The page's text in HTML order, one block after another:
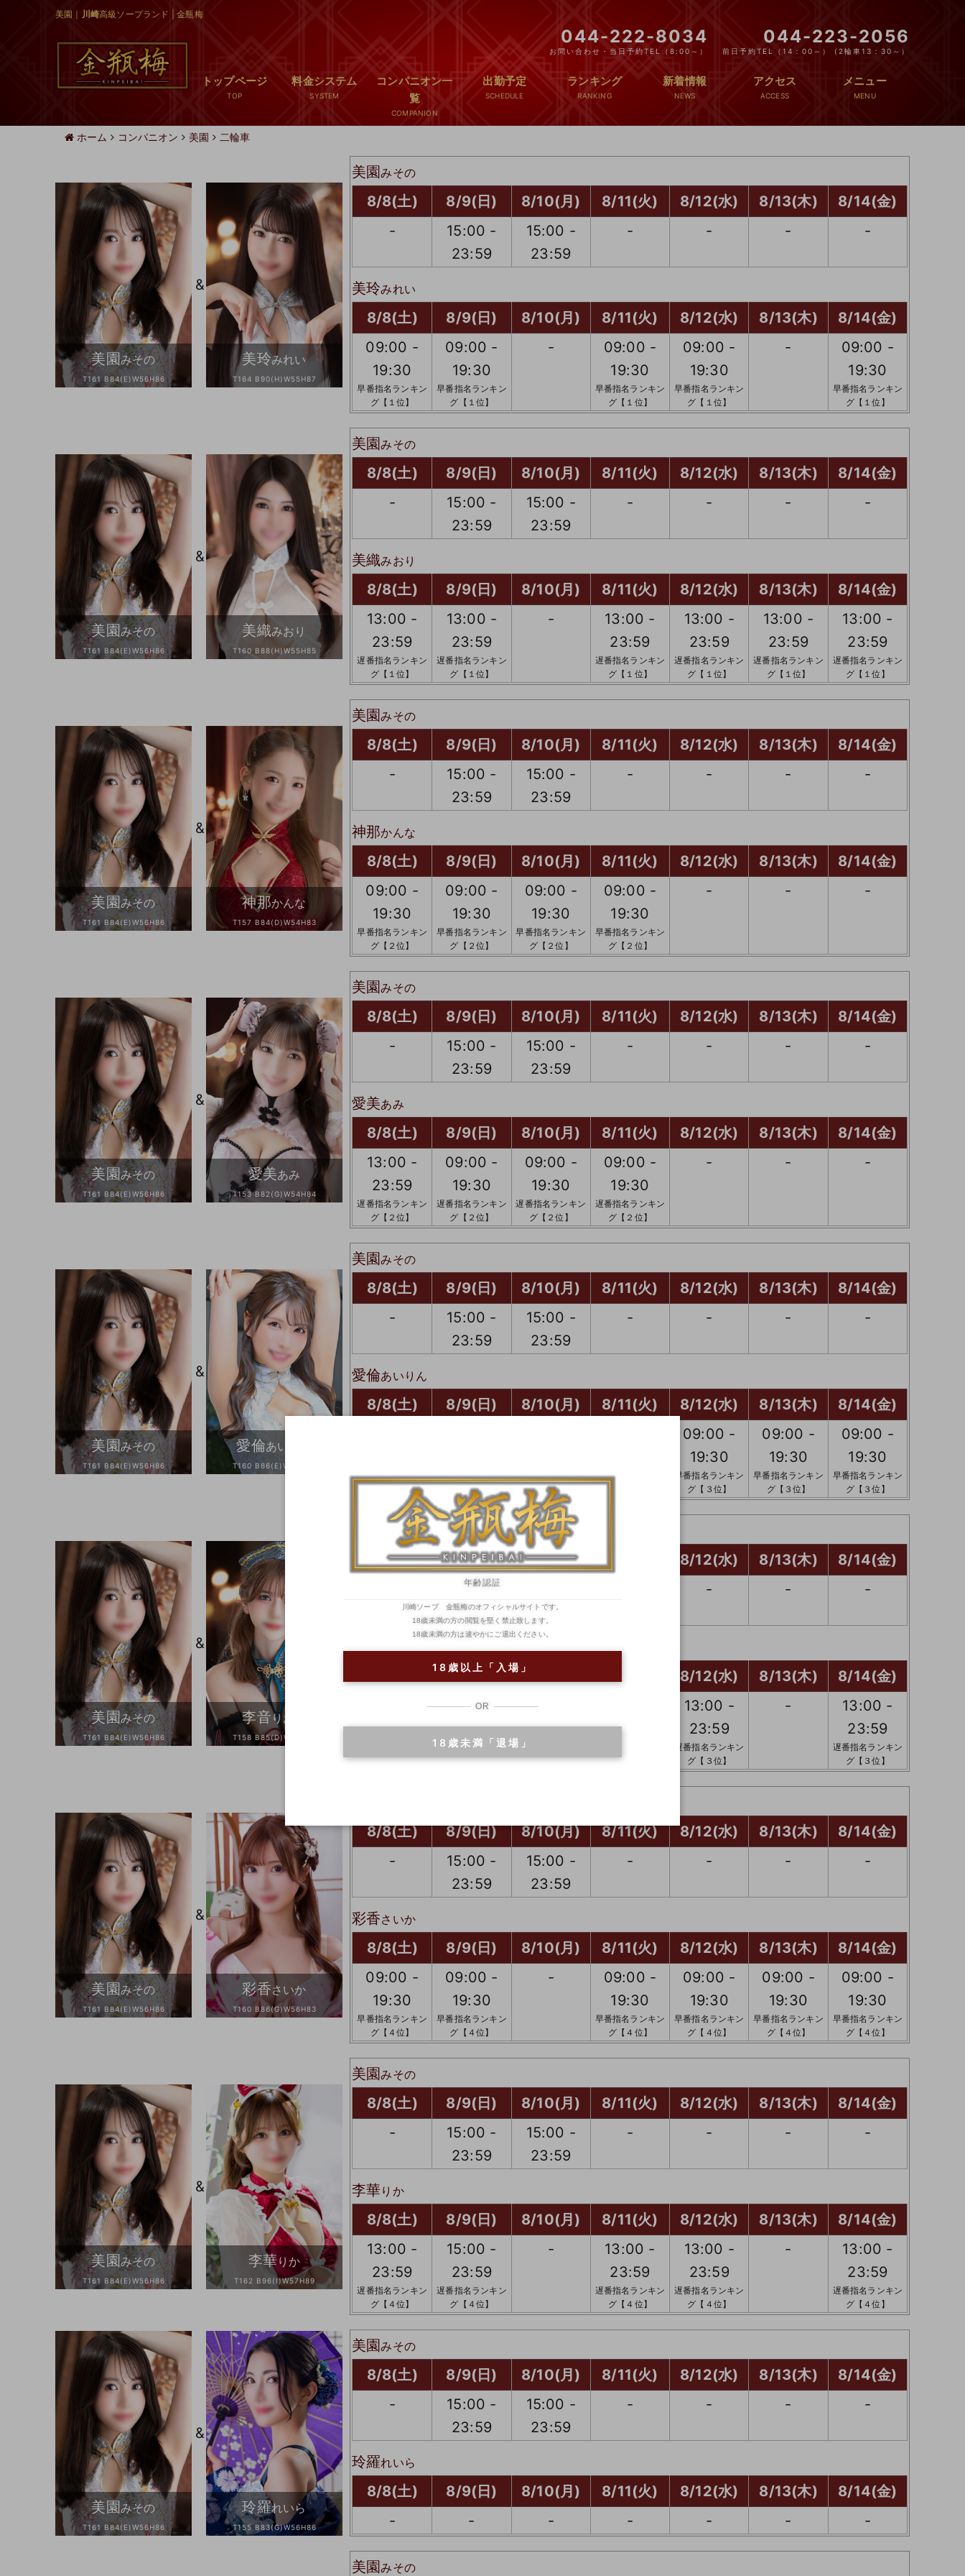
美園｜ 川崎高級ソープランド | 金瓶梅
044-222-8034
お問い合わせ・当日予約TEL（8:00～）
044-223-2056
前日予約TEL（14：00～） (2輪車13：30～）
トップページ 料金システム
コンパニオン一
覧
出勤予定 ランキング 新着情報 アクセス メニュー
ホーム コンパニオン 美園 二輪車
美園みその
T161 B84(E)W56H86
&
美玲みれい
T164 B90(H)W55H87
美園みその
8/8(土)
-
8/9(日)
15:00 -
23:59
8/10(月)
15:00 -
23:59
8/11(火)
-
8/12(水)
-
8/13(木)
-
8/14(金)
-
美玲みれい
8/8(土)
09:00 -
19:30
早番指名ランキン
グ【１位】
8/9(日)
09:00 -
19:30
早番指名ランキン
グ【１位】
8/10(月)
-
8/11(火)
09:00 -
19:30
早番指名ランキン
グ【１位】
8/12(水)
09:00 -
19:30
早番指名ランキン
グ【１位】
8/13(木)
-
8/14(金)
09:00 -
19:30
早番指名ランキン
グ【１位】
美園みその
T161 B84(E)W56H86
&
美織みおり
T160 B88(H)W55H85
美園みその
8/8(土)
-
8/9(日)
15:00 -
23:59
8/10(月)
15:00 -
23:59
8/11(火)
-
8/12(水)
-
8/13(木)
-
8/14(金)
-
美織みおり
8/8(土)
13:00 -
23:59
遅番指名ランキン
グ【１位】
8/9(日)
13:00 -
23:59
遅番指名ランキン
グ【１位】
8/10(月)
-
8/11(火)
13:00 -
23:59
遅番指名ランキン
グ【１位】
8/12(水)
13:00 -
23:59
遅番指名ランキン
グ【１位】
8/13(木)
13:00 -
23:59
遅番指名ランキン
グ【１位】
8/14(金)
13:00 -
23:59
遅番指名ランキン
グ【１位】
美園みその
T161 B84(E)W56H86
&
神那かんな
T157 B84(D)W54H83
美園みその
8/8(土)
-
8/9(日)
15:00 -
23:59
8/10(月)
15:00 -
23:59
8/11(火)
-
8/12(水)
-
8/13(木)
-
8/14(金)
-
神那かんな
8/8(土)
09:00 -
19:30
早番指名ランキン
グ【２位】
8/9(日)
09:00 -
19:30
早番指名ランキン
グ【２位】
8/10(月)
09:00 -
19:30
早番指名ランキン
グ【２位】
8/11(火)
09:00 -
19:30
早番指名ランキン
グ【２位】
8/12(水)
-
8/13(木)
-
8/14(金)
-
美園みその
T161 B84(E)W56H86
&
愛美あみ
T153 B82(G)W54H84
美園みその
8/8(土)
-
8/9(日)
15:00 -
23:59
8/10(月)
15:00 -
23:59
8/11(火)
-
8/12(水)
-
8/13(木)
-
8/14(金)
-
愛美あみ
8/8(土)
13:00 -
23:59
遅番指名ランキン
グ【２位】
8/9(日)
09:00 -
19:30
遅番指名ランキン
グ【２位】
8/10(月)
09:00 -
19:30
遅番指名ランキン
グ【２位】
8/11(火)
09:00 -
19:30
遅番指名ランキン
グ【２位】
8/12(水)
-
8/13(木)
-
8/14(金)
-
美園みその
T161 B84(E)W56H86
&
愛倫あいりん
T160 B86(E)W56H84
美園みその
8/8(土)
-
8/9(日)
15:00 -
23:59
8/10(月)
15:00 -
23:59
8/11(火)
-
8/12(水)
-
8/13(木)
-
8/14(金)
-
愛倫あいりん
8/8(土)
早番指名ランキン
グ【３位】
8/9(日)
早番指名ランキン
グ【３位】
8/10(月)
8/11(火)
早番指名ランキン
8/12(水)
09:00 -
19:30
早番指名ランキン
グ【３位】
8/13(木)
09:00 -
19:30
早番指名ランキン
グ【３位】
8/14(金)
09:00 -
19:30
早番指名ランキン
グ【３位】
美園みその
T161 B84(E)W56H86
&
李音りおん
T158 B85(D)W57H87
みその
8/8(土)
8/9(日)
15:00 -
23:59
8/10(月)
23:59
8/11(火)
8/12(水)
-
8/13(木)
-
8/14(金)
-
李音りおん
23:59
グ【３位】
8/9(日)
13:00 -
23:59
遅番指名ランキン
グ【３位】
8/10(月)
23:59
グ【３位】
8/12(水)
13:00 -
23:59
遅番指名ランキン
グ【３位】
8/13(木)
-
8/14(金)
13:00 -
23:59
遅番指名ランキン
グ【３位】
美園みその
T161 B84(E)W56H86
&
彩香さいか
T160 B86(G)W56H83
8/8(土)
-
8/9(日)
15:00 -
23:59
8/10(月)
15:00 -
23:59
8/11(火)
-
8/12(水)
-
8/13(木)
-
8/14(金)
-
彩香さいか
8/8(土)
09:00 -
19:30
早番指名ランキン
グ【４位】
8/9(日)
09:00 -
19:30
早番指名ランキン
グ【４位】
8/10(月)
-
8/11(火)
09:00 -
19:30
早番指名ランキン
グ【４位】
8/12(水)
09:00 -
19:30
早番指名ランキン
グ【４位】
8/13(木)
09:00 -
19:30
早番指名ランキン
グ【４位】
8/14(金)
09:00 -
19:30
早番指名ランキン
グ【４位】
美園みその
T161 B84(E)W56H86
&
李華りか
T162 B96(I)W57H89
美園みその
8/8(土)
-
8/9(日)
15:00 -
23:59
8/10(月)
15:00 -
23:59
8/11(火)
-
8/12(水)
-
8/13(木)
-
8/14(金)
-
李華 りか
8/8(土)
13:00 -
23:59
遅番指名ランキン
グ【４位】
8/9(日)
15:00 -
23:59
遅番指名ランキン
グ【４位】
8/10(月)
-
8/11(火)
13:00 -
23:59
遅番指名ランキン
グ【４位】
8/12(水)
13:00 -
23:59
遅番指名ランキン
グ【４位】
8/13(木)
-
8/14(金)
13:00 -
23:59
遅番指名ランキン
グ【４位】
美園みその
T161 B84(E)W56H86
&
玲羅れいら
T155 B83(G)W56H86
美園みその
8/8(土)
-
8/9(日)
15:00 -
23:59
8/10(月)
15:00 -
23:59
8/11(火)
-
8/12(水)
-
8/13(木)
-
8/14(金)
-
玲羅れいら
8/8(土)
-
8/9(日)
-
8/10(月)
-
8/11(火)
-
8/12(水)
-
8/13(木)
-
8/14(金)
-
美園みその
年齢認証
川崎ソープ 金瓶梅のオフィシャルサイトです。
18歳未満の方の閲覧を堅く禁止致します。
18歳未満の方は速やかにご退出ください。
18歳以上「入場」
OR
18歳未満「退場」